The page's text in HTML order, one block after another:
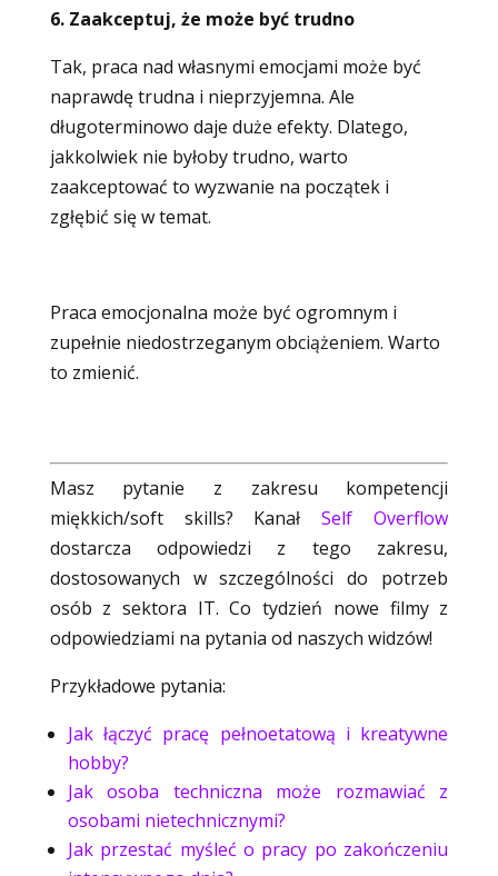
6. Zaakceptuj, że może być trudno
Tak, praca nad własnymi emocjami może być
naprawdę trudna i nieprzyjemna. Ale
długoterminowo daje duże efekty. Dlatego,
jakkolwiek nie byłoby trudno, warto
zaakceptować to wyzwanie na początek i
zgłębić się w temat.
Praca emocjonalna może być ogromnym i
zupełnie niedostrzeganym obciążeniem. Warto
to zmienić.
Masz pytanie z zakresu kompetencji
miękkich/soft skills? KanałSelf Overflow
dostarcza odpowiedzi z tego zakresu,
dostosowanych w szczególności do potrzeb
osób z sektora IT. Co tydzień nowe filmy z
odpowiedziami na pytania od naszych widzów!
Przykładowe pytania:
Jak łączyć pracę pełnoetatową i kreatywne
hobby?
Jak osoba techniczna może rozmawiać z
osobami nietechnicznymi?
Jak przestać myśleć o pracy po zakończeniu